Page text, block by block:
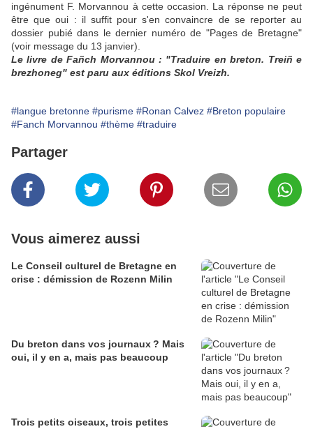
ingénument F. Morvannou à cette occasion. La réponse ne peut
être que oui : il suffit pour s'en convaincre de se reporter au
dossier pubié dans le dernier numéro de "Pages de Bretagne"
(voir message du 13 janvier).
Le livre de Fañch Morvannou : "Traduire en breton. Treiñ e
brezhoneg" est paru aux éditions Skol Vreizh.
#langue bretonne #purisme #Ronan Calvez #Breton populaire
#Fanch Morvannou #thème #traduire
Partager
Vous aimerez aussi
Le Conseil culturel de Bretagne en
crise : démission de Rozenn Milin
Du breton dans vos journaux ? Mais
oui, il y en a, mais pas beaucoup
Trois petits oiseaux, trois petites